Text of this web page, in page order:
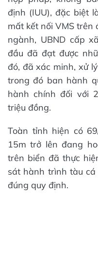
định (IUU), đặc biệt
mất kết nối VMS trên
ngành, UBND cấp
đầu đã đạt được
đó, đã xác minh, xử
trong đó ban hành
hành chính đối với
triệu đồng.
Toàn tỉnh hiện có
15m trở lên đang
trên biển đã thực
sát hành trình tàu
đúng quy định.